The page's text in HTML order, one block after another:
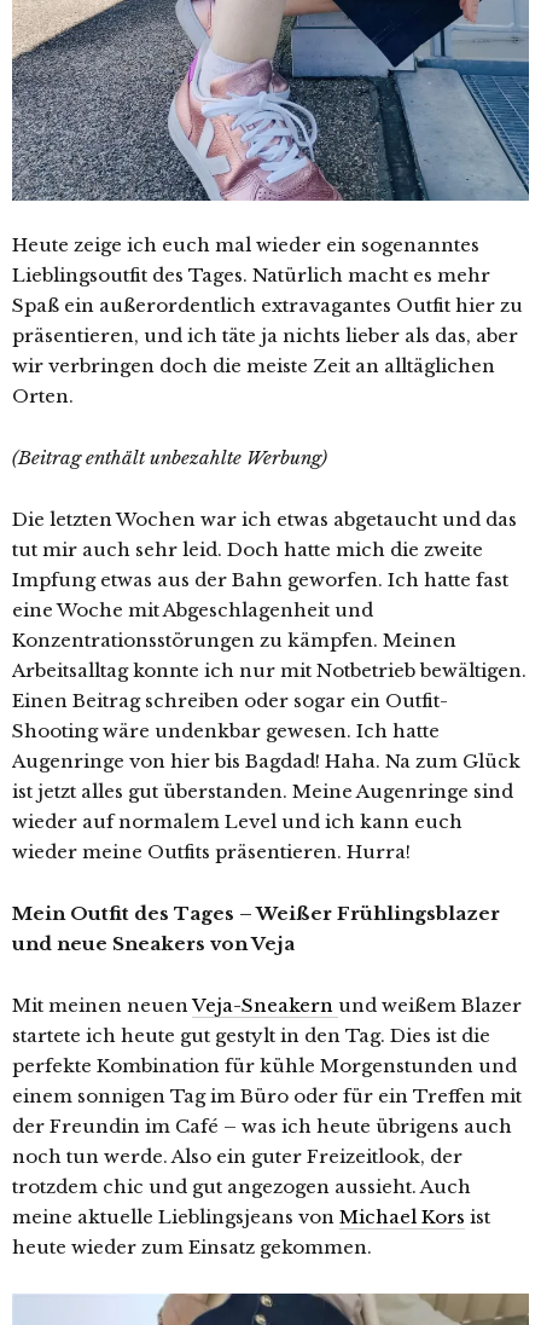
Heute zeige ich euch mal wieder ein sogenanntes
Lieblingsoutfit des Tages. Natürlich macht es mehr
Spaß ein außerordentlich extravagantes Outfit hier zu
präsentieren, und ich täte ja nichts lieber als das, aber
wir verbringen doch die meiste Zeit an alltäglichen
Orten.
(Beitrag enthält unbezahlte Werbung)
Die letzten Wochen war ich etwas abgetaucht und das
tut mir auch sehr leid. Doch hatte mich die zweite
Impfung etwas aus der Bahn geworfen. Ich hatte fast
eine Woche mit Abgeschlagenheit und
Konzentrationsstörungen zu kämpfen. Meinen
Arbeitsalltag konnte ich nur mit Notbetrieb bewältigen.
Einen Beitrag schreiben oder sogar ein Outfit-
Shooting wäre undenkbar gewesen. Ich hatte
Augenringe von hier bis Bagdad! Haha. Na zum Glück
ist jetzt alles gut überstanden. Meine Augenringe sind
wieder auf normalem Level und ich kann euch
wieder meine Outfits präsentieren. Hurra!
Mein Outfit des Tages – Weißer Frühlingsblazer
und neue Sneakers von Veja
Mit meinen neuenVeja-Sneakern und weißem Blazer
startete ich heute gut gestylt in den Tag. Dies ist die
perfekte Kombination für kühle Morgenstunden und
einem sonnigen Tag im Büro oder für ein Treffen mit
der Freundin im Café – was ich heute übrigens auch
noch tun werde. Also ein guter Freizeitlook, der
trotzdem chic und gut angezogen aussieht. Auch
meine aktuelle Lieblingsjeans von Michael Kors ist
heute wieder zum Einsatz gekommen.